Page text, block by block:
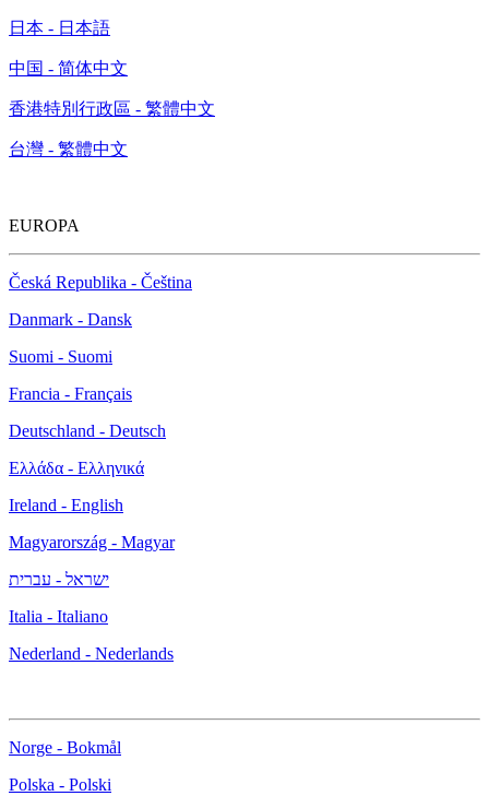
日本 - 日本語
中国 - 简体中文
香港特別行政區 - 繁體中文
台灣 - 繁體中文
EUROPA
Česká Republika - Čeština
Danmark - Dansk
Suomi - Suomi
Francia - Français
Deutschland - Deutsch
Ελλάδα - Ελληνικά
Ireland - English
Magyarország - Magyar
ישראל - עברית
Italia - Italiano
Nederland - Nederlands
Norge - Bokmål
Polska - Polski